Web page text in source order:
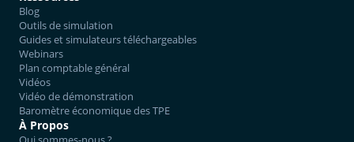
Blog
Outils de simulation
Guides et simulateurs téléchargeables
Webinars
Plan comptable général
Vidéos
Vidéo de démonstration
Baromètre économique des TPE
À Propos